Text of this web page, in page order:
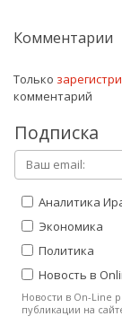
Комментарии
Только
комментарий
Подписка
Аналитика
Экономика
Политика
Новость в
Новости в On-Line
публикации на